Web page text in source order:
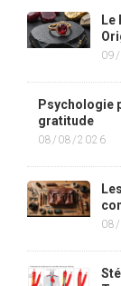
Le
Psychologie
gratitude
08/08/2026